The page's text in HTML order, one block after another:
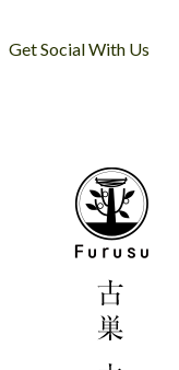
Get Social With Us